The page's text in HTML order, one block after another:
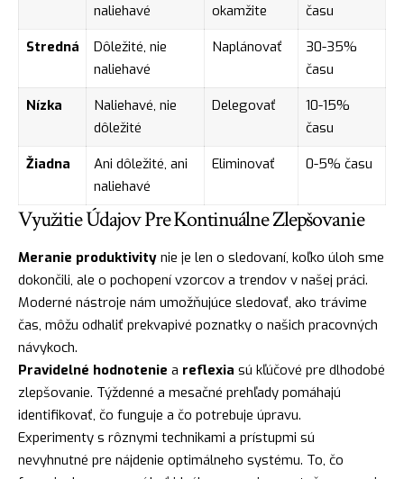
naliehavé
okamžite
času
Stredná
Dôležité, nie
naliehavé
Naplánovať
30-35%
času
Nízka
Naliehavé, nie
dôležité
Delegovať
10-15%
času
Žiadna
Ani dôležité, ani
naliehavé
Eliminovať 0-5% času
Využitie Údajov Pre Kontinuálne Zlepšovanie
Meranie produktivity nie je len o sledovaní, koľko úloh sme
dokončili, ale o pochopení vzorcov a trendov v našej práci.
Moderné nástroje nám umožňujúce sledovať, ako trávime
čas, môžu odhaliť prekvapivé poznatky o našich pracovných
návykoch.
Pravidelné hodnotenie a reflexia sú kľúčové pre dlhodobé
zlepšovanie. Týždenné a mesačné prehľady pomáhajú
identifikovať, čo funguje a čo potrebuje úpravu.
Experimenty s rôznymi technikami a prístupmi sú
nevyhnutné pre nájdenie optimálneho systému. To, čo